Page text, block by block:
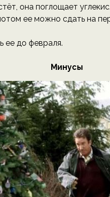
она поглощает
ее можно сдать на
ее до февраля.
Минусы